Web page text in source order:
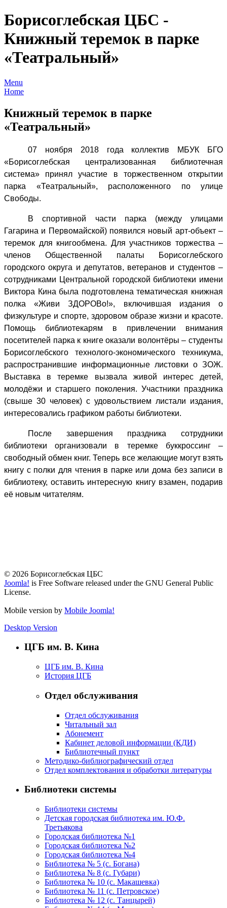
Борисоглебская ЦБС -
Книжный теремок в парке
«Театральный»
Menu
Home
Книжный теремок в парке
«Театральный»
07 ноября 2018 года коллектив МБУК БГО
«Борисоглебская централизованная библиотечная
система» принял участие в торжественном открытии
парка «Театральный», расположенного по улице
Свободы.
В спортивной части парка (между улицами
Гагарина и Первомайской) появился новый арт-объект –
теремок для книгообмена. Для участников торжества –
членов Общественной палаты Борисоглебского
городского округа и депутатов, ветеранов и студентов –
сотрудниками Центральной городской библиотеки имени
Виктора Кина была подготовлена тематическая книжная
полка «Живи ЗДОРОВо!», включившая издания о
физкультуре и спорте, здоровом образе жизни и красоте.
Помощь библиотекарям в привлечении внимания
посетителей парка к книге оказали волонтёры – студенты
Борисоглебского технолого-экономического техникума,
распространившие информационные листовки о ЗОЖ.
Выставка в теремке вызвала живой интерес детей,
молодёжи и старшего поколения. Участники праздника
(свыше 30 человек) с удовольствием листали издания,
интересовались графиком работы библиотеки.
После завершения праздника сотрудники
библиотеки организовали в теремке буккроссинг –
свободный обмен книг. Теперь все желающие могут взять
книгу с полки для чтения в парке или дома без записи в
библиотеку, оставить интересную книгу взамен, подарив
её новым читателям.
© 2026 Борисоглебская ЦБС
Joomla! is Free Software released under the GNU General Public
License.
Mobile version by Mobile Joomla!
Desktop Version
ЦГБ им. В. Кина
ЦГБ им. В. Кина
История ЦГБ
Отдел обслуживания
Отдел обслуживания
Читальный зал
Абонемент
Кабинет деловой информации (КДИ)
Библиотечный пункт
Методико-библиографический отдел
Отдел комплектования и обработки литературы
Библиотеки системы
Библиотеки системы
Детская городская библиотека им. Ю.Ф.
Третьякова
Городская библиотека №1
Городская библиотека №2
Городская библиотека №4
Библиотека № 5 (с. Богана)
Библиотека № 8 (с. Губари)
Библиотека № 10 (с. Макашевка)
Библиотека № 11 (с. Петровское)
Библиотека № 12 (с. Танцырей)